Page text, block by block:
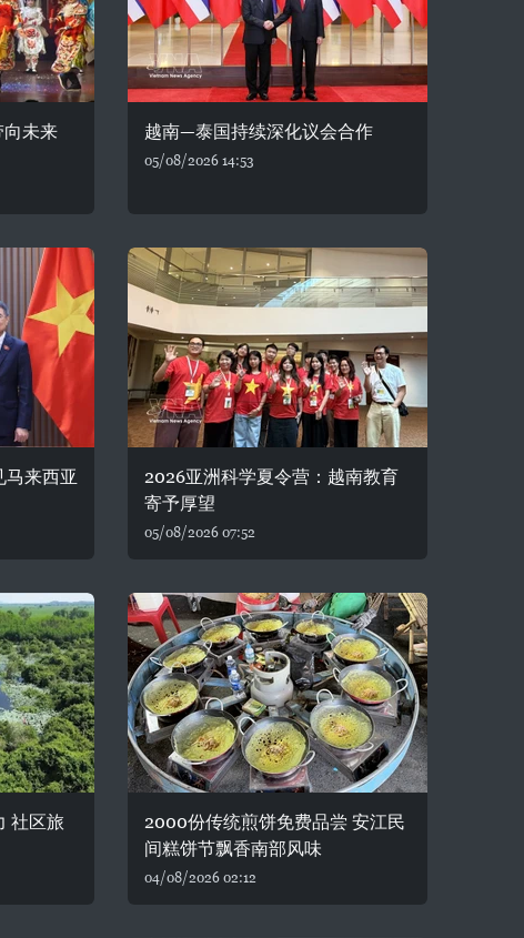
向未来 越南—泰国持续深化议会合作
05/08/2026 14:53
马来西亚
2026亚洲科学夏令营：越南教育
寄予厚望
05/08/2026 07:52
社区旅
2000份传统煎饼免费品尝 安江民
间糕饼节飘香南部风味
04/08/2026 02:12